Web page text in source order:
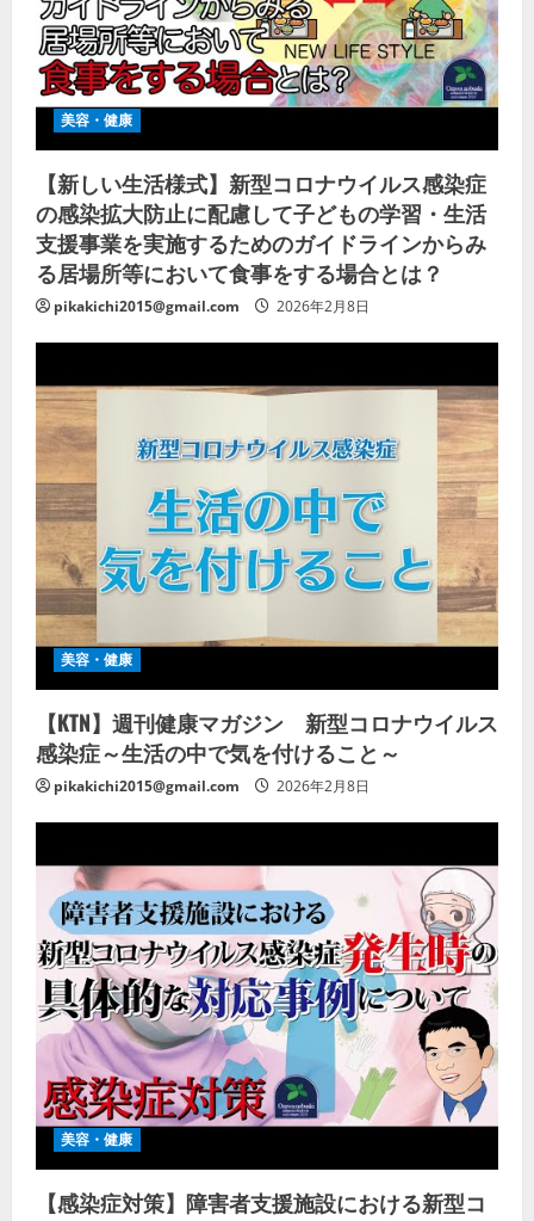
美容・健康
【新しい生活様式】新型コロナウイルス感染症
の感染拡大防止に配慮して子どもの学習・生活
支援事業を実施するためのガイドラインからみ
る居場所等において食事をする場合とは？
pikakichi2015@gmail.com 2026年2月8日
美容・健康
【KTN】週刊健康マガジン 新型コロナウイルス
感染症～生活の中で気を付けること～
pikakichi2015@gmail.com 2026年2月8日
美容・健康
【感染症対策】障害者支援施設における新型コ